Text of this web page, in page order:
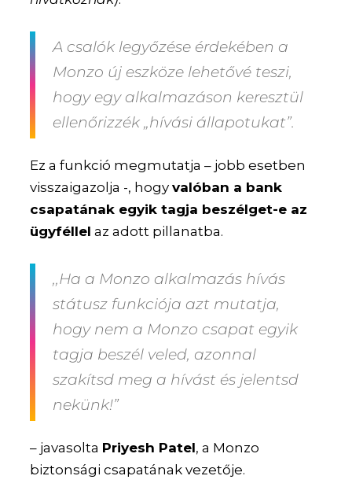
A csalók legyőzése érdekében a
Monzo új eszköze lehetővé teszi,
hogy egy alkalmazáson keresztül
ellenőrizzék „hívási állapotukat”.
Ez a funkció megmutatja – jobb esetben
visszaigazolja -, hogyvalóban a bank
csapatának egyik tagja beszélget-e az
ügyféllel az adott pillanatba.
,,Ha a Monzo alkalmazás hívás
státusz funkciója azt mutatja,
hogy nem a Monzo csapat egyik
tagja beszél veled, azonnal
szakítsd meg a hívást és jelentsd
nekünk!”
– javasolta Priyesh Patel, a Monzo
biztonsági csapatának vezetője.